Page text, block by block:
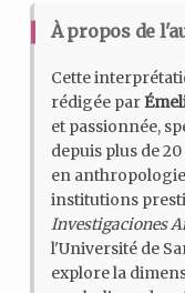
À propos de
Cette
rédigée par
et passionnée,
depuis plus de
en
institutions
Investigaciones
l'Université de
explore la